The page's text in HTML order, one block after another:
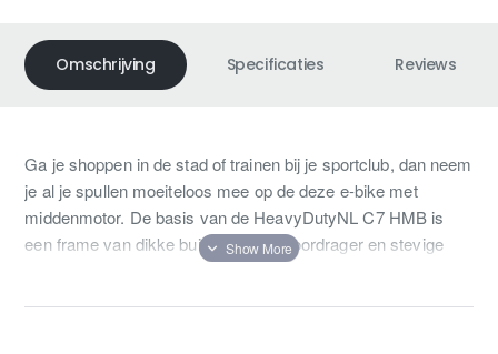
Omschrijving Specificaties Reviews
Ga je shoppen in de stad of trainen bij je sportclub, dan neem
je al je spullen moeiteloos mee op de deze e-bike met
middenmotor. De basis van de HeavyDutyNL C7 HMB is
een frame van dikke buizen, brede voordrager en stevige